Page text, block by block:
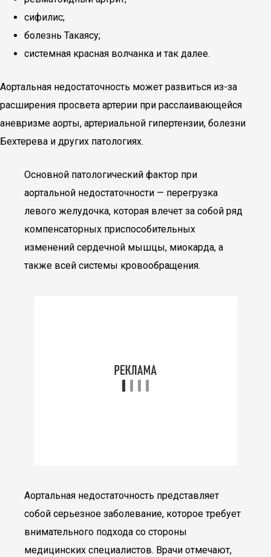
сифилис;
болезнь Такаясу;
системная красная волчанка и так далее.
Аортальная недостаточность может развиться из-за
расширения просвета артерии при расслаивающейся
аневризме аорты, артериальной гипертензии, болезни
Бехтерева и других патологиях.
Основной патологический фактор при
аортальной недостаточности — перегрузка
левого желудочка, которая влечет за собой ряд
компенсаторных приспособительных
изменений сердечной мышцы, миокарда, а
также всей системы кровообращения.
Аортальная недостаточность представляет
собой серьезное заболевание, которое требует
внимательного подхода со стороны
медицинских специалистов. Врачи отмечают,